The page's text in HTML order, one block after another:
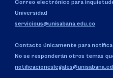
Correo electrónico para
Universidad
servicious@unisabana.edu.co
Contacto únicamente para
No se responderán otros temas